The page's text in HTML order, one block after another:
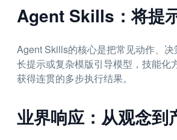
Agent Skills：将提
Agent Skills的核心是把常见动作、
长提示或复杂模版引导模型，技能化
获得连贯的多步执行结果。
业界响应：从观念到